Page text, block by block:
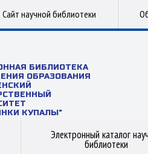
Сайт научной библиотеки
БИБЛИОТЕКА
ОБРАЗОВАНИЯ
КУПАЛЫ"
Электронный каталог
библиотеки